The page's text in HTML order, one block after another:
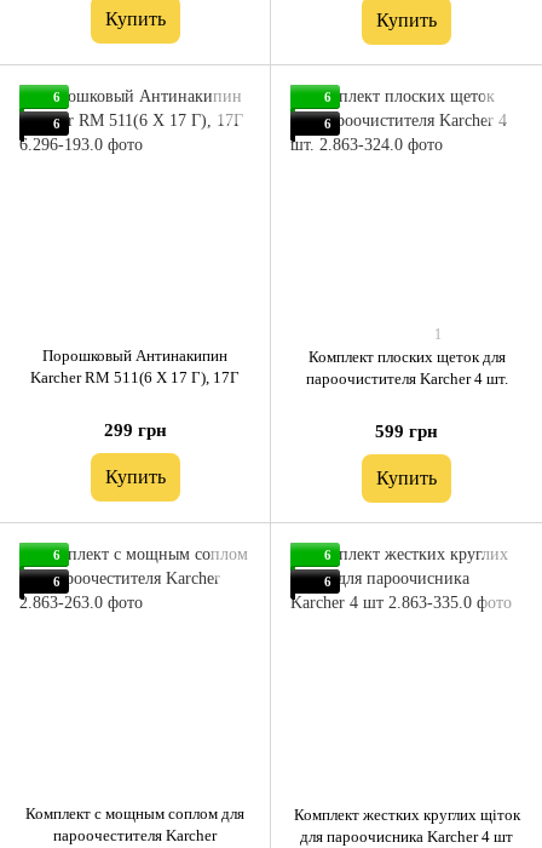
Купить Купить
6
6
Порошковый Антинакипин
Karcher RM 511(6 X 17 Г), 17Г
299 грн
Купить
6
6
1
Комплект плоских щеток для
пароочистителя Karcher 4 шт.
599 грн
Купить
6
6
Комплект с мощным соплом для
пароочестителя Karcher
6
6
Комплект жестких круглих щіток
для пароочисника Karcher 4 шт